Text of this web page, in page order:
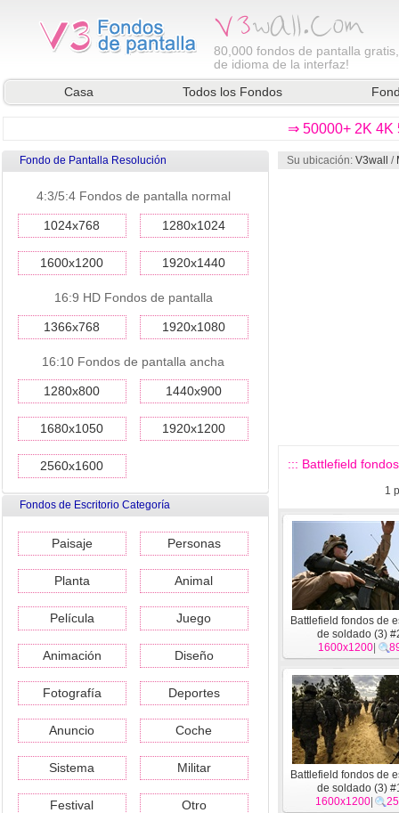
80,000 fondos de pantalla
de idioma de la interfaz!
Casa
Todos los Fondos
⇒ 50000+ 2K 4K
Fondo de Pantalla Resolución
4:3/5:4 Fondos de pantalla normal
1024x768 1280x1024
1600x1200 1920x1440
16:9 HD Fondos de pantalla
1366x768 1920x1080
16:10 Fondos de pantalla ancha
1280x800 1440x900
1680x1050 1920x1200
2560x1600
Fondos de Escritorio Categoría
Paisaje Personas
Planta Animal
Película Juego
Animación Diseño
Fotografía Deportes
Anuncio Coche
Sistema Militar
Festival Otro
Su ubicación: V3wall /
::: Battlefield
1
Battlefield fondos de
de soldado (3)
1600x1200
Battlefield fondos de
de soldado (3)
1600x1200